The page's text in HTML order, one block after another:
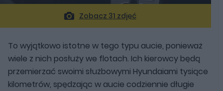
Zobacz 31 zdjęć
To wyjątkowo istotne w tego typu aucie, ponieważ
wiele z nich posłuży we flotach. Ich kierowcy będą
przemierzać swoimi służbowymi Hyundaiami tysiące
kilometrów, spędzając w aucie codziennie długie